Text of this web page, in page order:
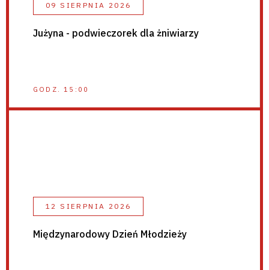
09 SIERPNIA 2026
Jużyna - podwieczorek dla żniwiarzy
GODZ. 15:00
12 SIERPNIA 2026
Międzynarodowy Dzień Młodzieży